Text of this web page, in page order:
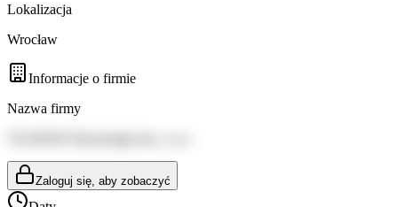
Lokalizacja
Wrocław
Informacje o firmie
Nazwa firmy
Zaloguj się, aby zobaczyć